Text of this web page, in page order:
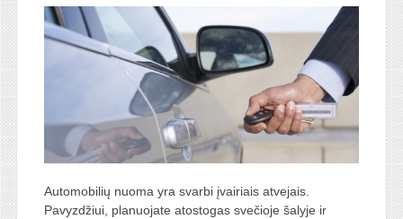
Automobilių nuoma yra svarbi įvairiais atvejais.
Pavyzdžiui, planuojate atostogas svečioje šalyje ir